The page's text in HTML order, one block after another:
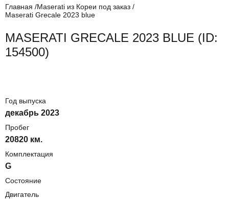
нами по официальнымконтактам, указанным в соц сетях
и на сайте
Главная
Maserati из Кореи под заказ
Maserati Grecale 2023 blue
MASERATI GRECALE 2023 BLUE (ID:
154500)
Год выпуска
декабрь 2023
Пробег
20820 км.
Комплектация
G
Состояние
Двигатель